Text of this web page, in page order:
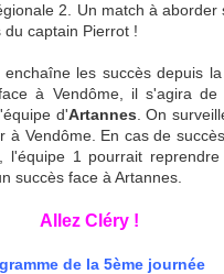
2. Un match à aborder
captain Pierrot !
les succès depuis
à Vendôme, il s'agira de
d'Artannes . On
à Vendôme. En cas de
l'équipe 1 pourrait
succès face à Artannes.
Allez Cléry !
de la 5ème journée